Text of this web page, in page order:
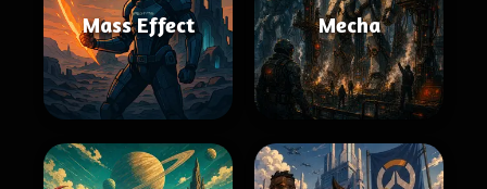
Mass Effect Mecha